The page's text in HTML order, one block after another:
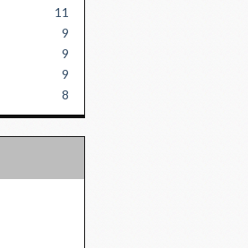
11
9
9
9
8